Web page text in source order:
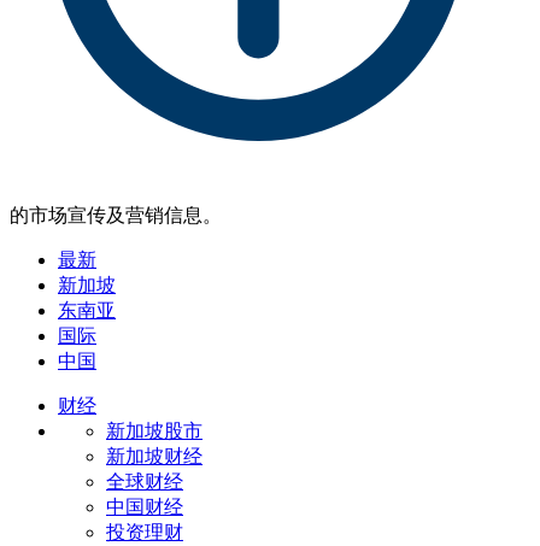
的市场宣传及营销信息。
最新
新加坡
东南亚
国际
中国
财经
新加坡股市
新加坡财经
全球财经
中国财经
投资理财